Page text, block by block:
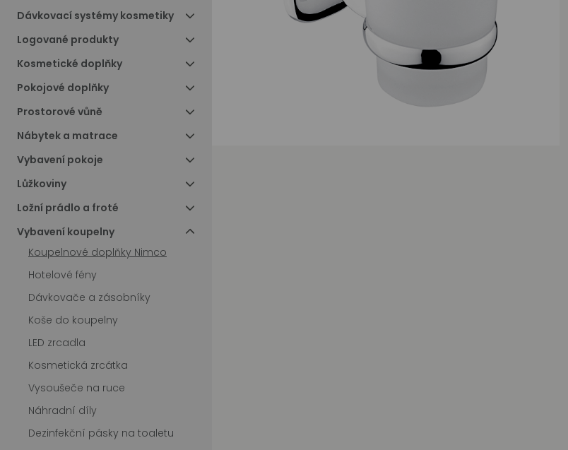
Dávkovací systémy kosmetiky
Logované produkty
Kosmetické doplňky
Pokojové doplňky
Prostorové vůně
Nábytek a matrace
Vybavení pokoje
Lůžkoviny
Ložní prádlo a froté
Vybavení koupelny
Koupelnové doplňky Nimco
Hotelové fény
Dávkovače a zásobníky
Koše do koupelny
LED zrcadla
Kosmetická zrcátka
Vysoušeče na ruce
Náhradní díly
Dezinfekční pásky na toaletu